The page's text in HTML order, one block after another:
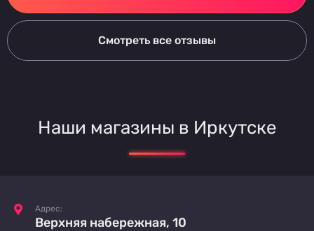
Смотреть все отзывы
Наши магазины в Иркутске
Адрес:
Верхняя набережная, 10